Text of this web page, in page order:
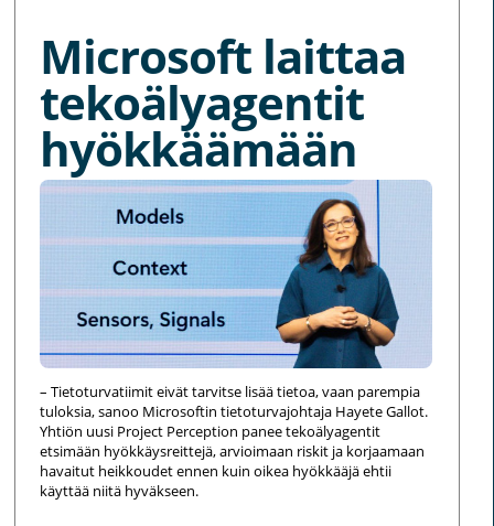
Microsoft laittaa
tekoälyagentit
hyökkäämään
– Tietoturvatiimit eivät tarvitse lisää tietoa, vaan parempia
tuloksia, sanoo Microsoftin tietoturvajohtaja Hayete Gallot.
Yhtiön uusi Project Perception panee tekoälyagentit
etsimään hyökkäysreittejä, arvioimaan riskit ja korjaamaan
havaitut heikkoudet ennen kuin oikea hyökkääjä ehtii
käyttää niitä hyväkseen.